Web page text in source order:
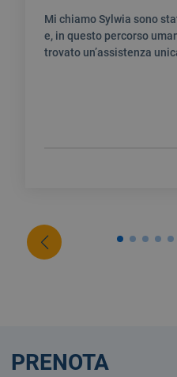
Mi chiamo Sylwia sono
e, in questo percorso
trovato un’assistenza
PRENOTA